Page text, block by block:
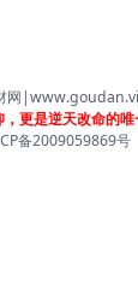
网
更是逆天改命的唯
备2009059869号